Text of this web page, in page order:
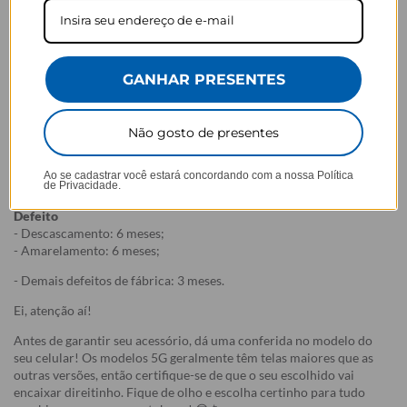
de acordo com a opção escolhida no momento da compra.
- Isso significa que a produção só começa após a confirmação do
selecionada,
mesmo quando não há customização com nome
- Por isso, é super importante conferir com atenção todos os
detalhes antes de finalizar a compra, como modelo, estampa e
variações escolhidas.
- Após o início da produção,não é possível realizar
cancelamentos ou alterações
, pois o produto não pode retornar
ao estoque.
Defeito
- Descascamento: 6 meses;
- Amarelamento: 6 meses;
- Demais defeitos de fábrica: 3 meses.
Ei, atenção aí!
Antes de garantir seu acessório, dá uma conferida no modelo do
seu celular! Os modelos 5G geralmente têm telas maiores que as
outras versões, então certifique-se de que o seu escolhido vai
encaixar direitinho. Fique de olho e escolha certinho para tudo
GANHAR PRESENTES
Não gosto de presentes
Ao se cadastrar você estará concordando com a nossa Política
de Privacidade.